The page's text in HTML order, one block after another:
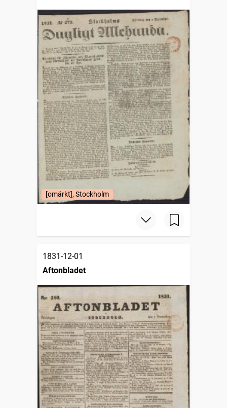
[omärkt], Stockholm
1831-12-01
Aftonbladet